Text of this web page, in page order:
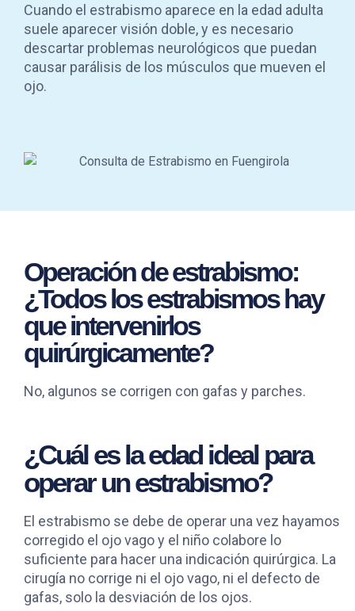
Cuando el estrabismo aparece en la edad adulta
suele aparecer visión doble, y es necesario
descartar problemas neurológicos que puedan
causar parálisis de los músculos que mueven el
ojo.
Operación de estrabismo:
¿Todos los estrabismos hay
que intervenirlos
quirúrgicamente?
No, algunos se corrigen con gafas y parches.
¿Cuál es la edad ideal para
operar un estrabismo?
El estrabismo se debe de operar una vez hayamos
corregido el ojo vago y el niño colabore lo
suficiente para hacer una indicación quirúrgica. La
cirugía no corrige ni el ojo vago, ni el defecto de
gafas, solo la desviación de los ojos.